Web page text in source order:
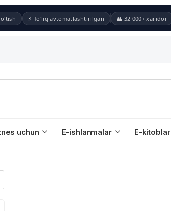
⚡ To'liq avtomatlashtirilgan 👥 32 000+ xaridor
uchun E-ishlanmalar E-kitoblar